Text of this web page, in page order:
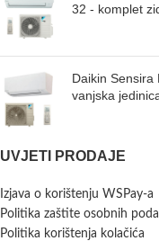
32 - komplet
Daikin Sensira
vanjska
UVJETI PRODAJE
Izjava o korištenju WSPay-a
Politika zaštite osobnih
Politika korištenja kolačića